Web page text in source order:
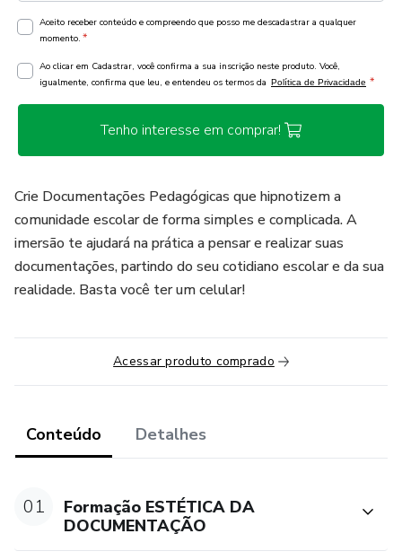
Aceito receber conteúdo e compreendo que posso me descadastrar a qualquer
momento. *
Ao clicar em Cadastrar, você confirma a sua inscrição neste produto. Você,
igualmente, confirma que leu, e entendeu os termos da Política de Privacidade *
Tenho interesse em comprar!
Crie Documentações Pedagógicas que hipnotizem a
comunidade escolar de forma simples e complicada. A
imersão te ajudará na prática a pensar e realizar suas
documentações, partindo do seu cotidiano escolar e da sua
realidade. Basta você ter um celular!
Acessar produto comprado
Conteúdo Detalhes
01
Formação ESTÉTICA DA
DOCUMENTAÇÃO